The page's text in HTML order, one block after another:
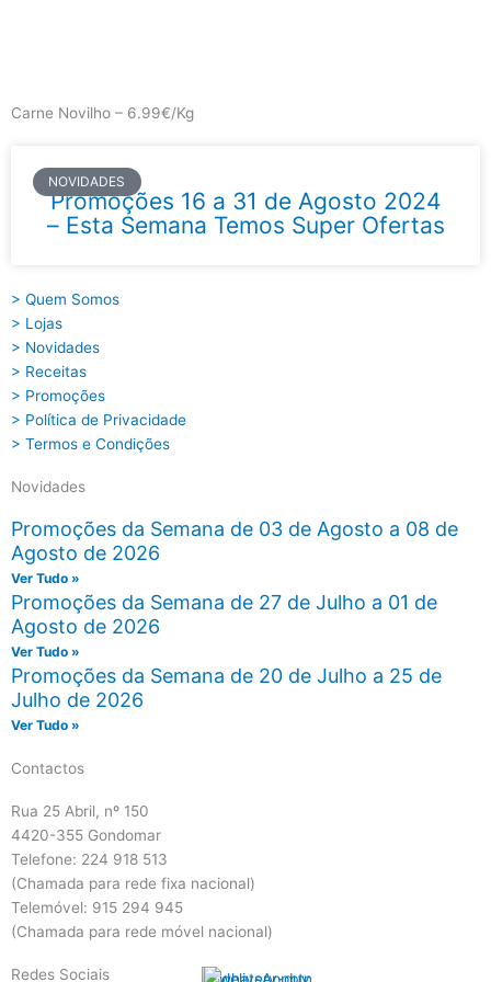
Carne Novilho – 6.99€/Kg
NOVIDADES
Promoções 16 a 31 de Agosto 2024
– Esta Semana Temos Super Ofertas
> Quem Somos
> Lojas
> Novidades
> Receitas
> Promoções
> Política de Privacidade
> Termos e Condições
Novidades
Promoções da Semana de 03 de Agosto a 08 de
Agosto de 2026
Ver Tudo »
Promoções da Semana de 27 de Julho a 01 de
Agosto de 2026
Ver Tudo »
Promoções da Semana de 20 de Julho a 25 de
Julho de 2026
Ver Tudo »
Contactos
Rua 25 Abril, nº 150
4420-355 Gondomar
Telefone: 224 918 513
(Chamada para rede fixa nacional)
Telemóvel: 915 294 945
(Chamada para rede móvel nacional)
Redes Sociais